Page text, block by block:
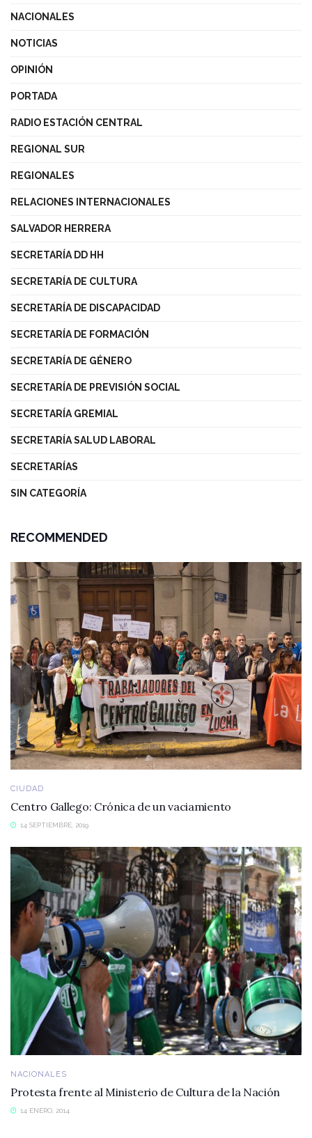
NACIONALES
NOTICIAS
OPINIÓN
PORTADA
RADIO ESTACIÓN CENTRAL
REGIONAL SUR
REGIONALES
RELACIONES INTERNACIONALES
SALVADOR HERRERA
SECRETARÍA DD HH
SECRETARÍA DE CULTURA
SECRETARÍA DE DISCAPACIDAD
SECRETARÍA DE FORMACIÓN
SECRETARÍA DE GÉNERO
SECRETARÍA DE PREVISIÓN SOCIAL
SECRETARÍA GREMIAL
SECRETARÍA SALUD LABORAL
SECRETARÍAS
SIN CATEGORÍA
RECOMMENDED
CIUDAD
Centro Gallego: Crónica de un vaciamiento
14 SEPTIEMBRE, 2019
NACIONALES
Protesta frente al Ministerio de Cultura de la Nación
14 ENERO, 2014